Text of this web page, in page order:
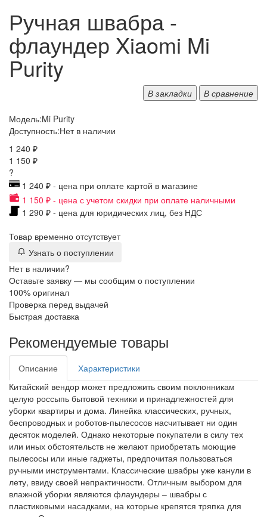
Ручная швабра -
флаундер Xiaomi Mi
Purity
В закладки В сравнение
Модель:Mi Purity
Доступность:Нет в наличии
1 240 ₽
1 150 ₽
?
1 240 ₽ - цена при оплате картой в магазине
1 150 ₽ - цена с учетом скидки при оплате наличными
1 290 ₽ - цена для юридических лиц, без НДС
Товар временно отсутствует
Узнать о поступлении
Нет в наличии?
Оставьте заявку — мы сообщим о поступлении
100% оригинал
Проверка перед выдачей
Быстрая доставка
Рекомендуемые товары
Описание
Характеристики
Китайский вендор может предложить своим поклонникам
целую россыпь бытовой техники и принадлежностей для
уборки квартиры и дома. Линейка классических, ручных,
беспроводных и роботов-пылесосов насчитывает ни один
десяток моделей. Однако некоторые покупатели в силу тех
или иных обстоятельств не желают приобретать моющие
пылесосы или иные гаджеты, предпочитая пользоваться
ручными инструментами. Классические швабры уже канули в
лету, ввиду своей непрактичности. Отличным выбором для
влажной уборки являются флаундеры – швабры с
пластиковыми насадками, на которые крепятся тряпка для